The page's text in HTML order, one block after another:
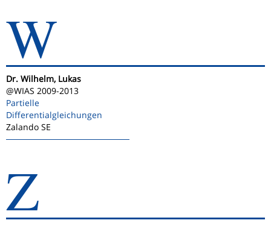
W
Dr. Wilhelm, Lukas
@WIAS 2009-2013
Partielle
Differentialgleichungen
Zalando SE
Z